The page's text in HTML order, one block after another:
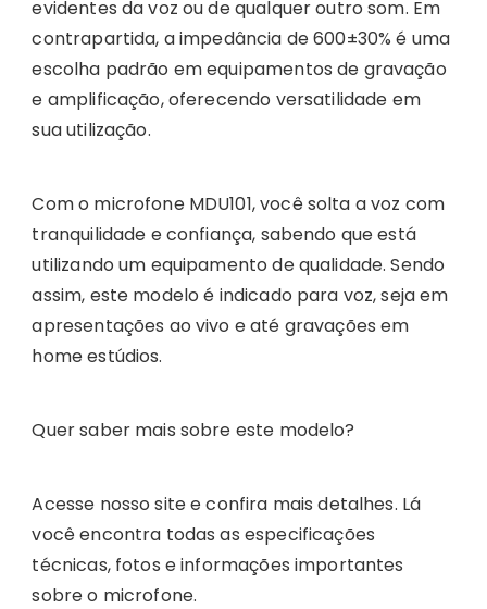
evidentes da voz ou de qualquer outro som. Em
contrapartida, a impedância de 600±30% é uma
escolha padrão em equipamentos de gravação
e amplificação, oferecendo versatilidade em
sua utilização.
Com o microfone MDU101, você solta a voz com
tranquilidade e confiança, sabendo que está
utilizando um equipamento de qualidade. Sendo
assim, este modelo é indicado para voz, seja em
apresentações ao vivo e até gravações em
home estúdios.
Quer saber mais sobre este modelo?
Acesse nosso site e confira mais detalhes. Lá
você encontra todas as especificações
técnicas, fotos e informações importantes
sobre o microfone.